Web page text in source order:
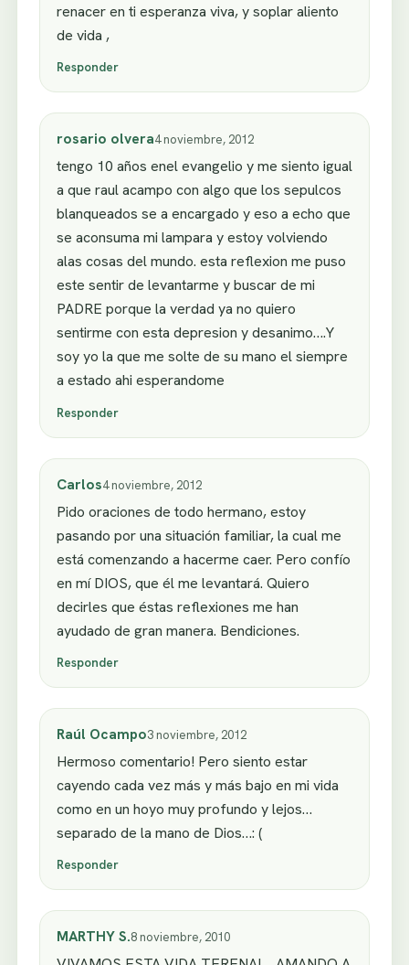
renacer en ti esperanza viva, y soplar aliento
de vida ,
Responder
rosario olvera4 noviembre, 2012
tengo 10 años enel evangelio y me siento igual
a que raul acampo con algo que los sepulcos
blanqueados se a encargado y eso a echo que
se aconsuma mi lampara y estoy volviendo
alas cosas del mundo. esta reflexion me puso
este sentir de levantarme y buscar de mi
PADRE porque la verdad ya no quiero
sentirme con esta depresion y desanimo….Y
soy yo la que me solte de su mano el siempre
a estado ahi esperandome
Responder
Carlos4 noviembre, 2012
Pido oraciones de todo hermano, estoy
pasando por una situación familiar, la cual me
está comenzando a hacerme caer. Pero confío
en mí DIOS, que él me levantará. Quiero
decirles que éstas reflexiones me han
ayudado de gran manera. Bendiciones.
Responder
Raúl Ocampo3 noviembre, 2012
Hermoso comentario! Pero siento estar
cayendo cada vez más y más bajo en mi vida
como en un hoyo muy profundo y lejos…
separado de la mano de Dios…: (
Responder
MARTHY S.8 noviembre, 2010